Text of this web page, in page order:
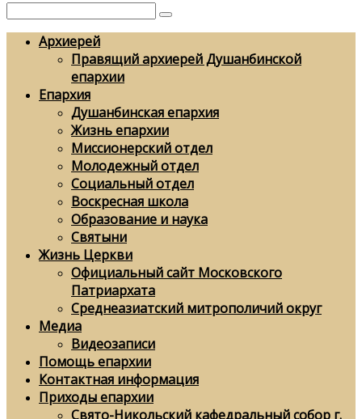
Архиерей
Правящий архиерей Душанбинской
епархии
Епархия
Душанбинская епархия
Жизнь епархии
Миссионерский отдел
Молодежный отдел
Социальный отдел
Воскресная школа
Образование и наука
Святыни
Жизнь Церкви
Официальный сайт Московского
Патриархата
Среднеазиатский митрополичий округ
Медиа
Видеозаписи
Помощь епархии
Контактная информация
Приходы епархии
Свято-Никольский кафедральный собор г.